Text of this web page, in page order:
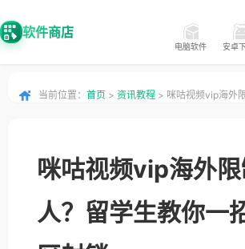
软件商店
电脑软件 安卓
当前位置： 首页 > 资讯教程 > 咪咕视频vip海外
咪咕视频vip海外
人？留学生教你一